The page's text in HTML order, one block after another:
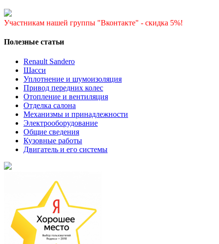
Участникам нашей группы "Вконтакте" - скидка 5%!
Полезные статьи
Renault Sandero
Шасси
Уплотнение и шумоизоляция
Привод передних колес
Отопление и вентиляция
Отделка салона
Механизмы и принадлежности
Электрооборудование
Общие сведения
Кузовные работы
Двигатель и его системы